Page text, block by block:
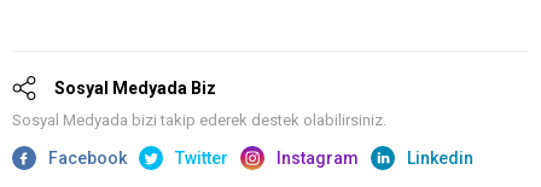
Sosyal Medyada Biz
Sosyal Medyada bizi takip ederek destek olabilirsiniz.
Facebook Twitter Instagram Linkedin